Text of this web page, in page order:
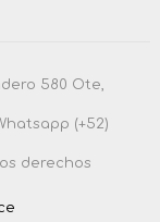
580 Ote,
(+52)
derechos